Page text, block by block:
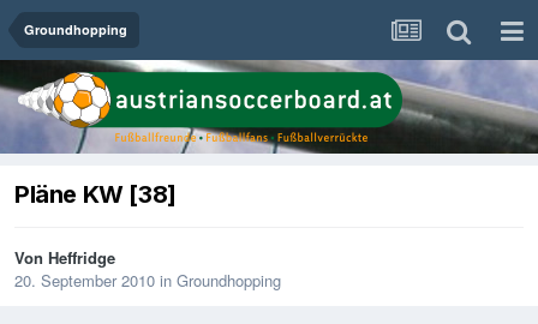
Groundhopping
Pläne KW [38]
Von Heffridge
20. September 2010 in Groundhopping